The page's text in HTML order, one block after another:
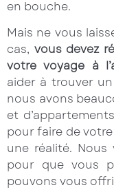
en bouche.
Mais ne vous
cas, vous devez
votre voyage à
aider à trouver
nous avons
et
pour faire de
une réalité.
pour que vous
pouvons vous